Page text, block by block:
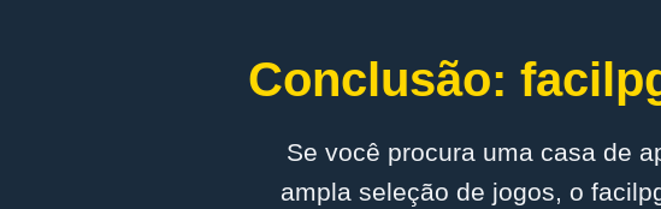
Conclusão:
Se você procura uma casa de
ampla seleção de jogos, o